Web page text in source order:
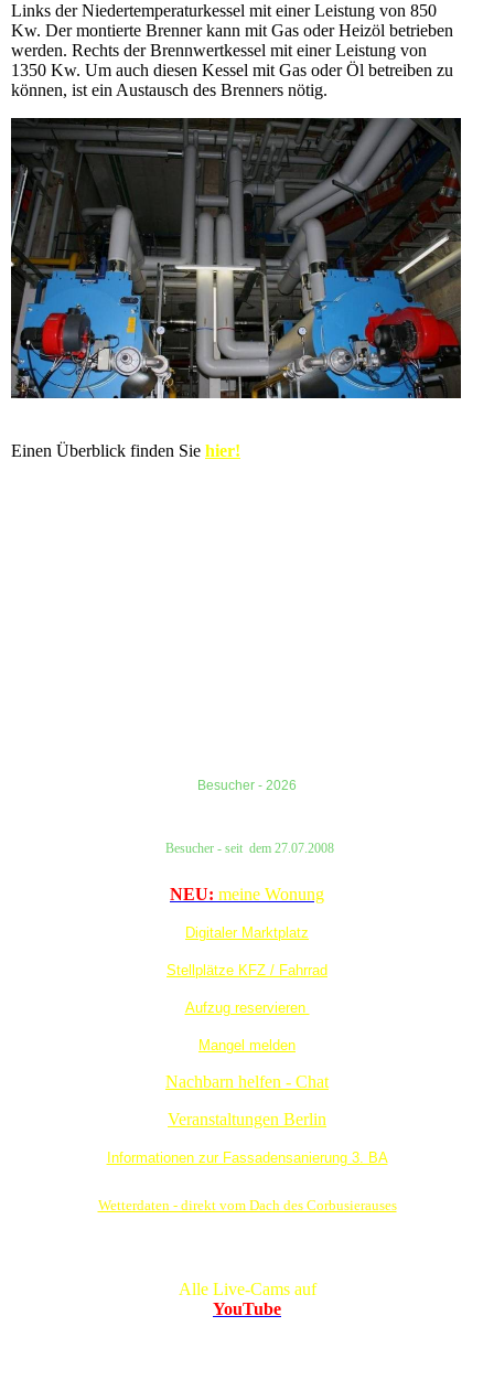
Links der Niedertemperaturkessel mit einer Leistung von 850
Kw. Der montierte Brenner kann mit Gas oder Heizöl betrieben
werden. Rechts der Brennwertkessel mit einer Leistung von
1350 Kw. Um auch diesen Kessel mit Gas oder Öl betreiben zu
können, ist ein Austausch des Brenners nötig.
Einen Überblick finden Sie hier!
Besucher - 2026
Besucher - seit dem27.07.2008
NEU: meine Wonung
Digitaler Marktplatz
Stellplätze KFZ / Fahrrad
Aufzug reservieren
Mangel melden
Nachbarn helfen - Chat
Veranstaltungen Berlin
Informationen zur Fassadensanierung 3. BA
Wetterdaten - direkt vom Dach des Corbusierauses
Alle Live-Cams auf
YouTube